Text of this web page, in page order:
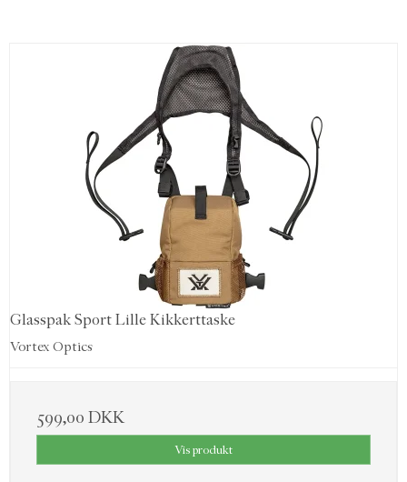
Glasspak Sport Lille Kikkerttaske
Vortex Optics
599,00 DKK
Vis produkt